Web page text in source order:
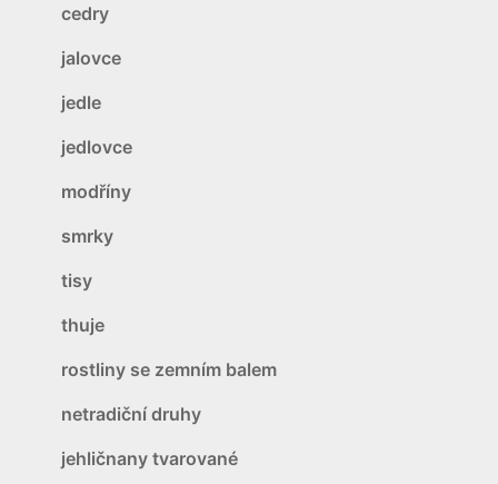
cedry
jalovce
jedle
jedlovce
modříny
smrky
tisy
thuje
rostliny se zemním balem
netradiční druhy
jehličnany tvarované